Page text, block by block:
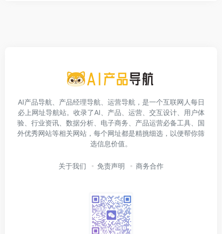
AI产品导航、产品经理导航、运营导航，是一个互联网人每日
必上网址导航站。收录了AI、产品、运营、交互设计、用户体
验、行业资讯、数据分析、电子商务、产品运营必备工具、国
外优秀网站等相关网站，每个网址都是精挑细选，以便帮你筛
选信息价值。
关于我们 免责声明 商务合作